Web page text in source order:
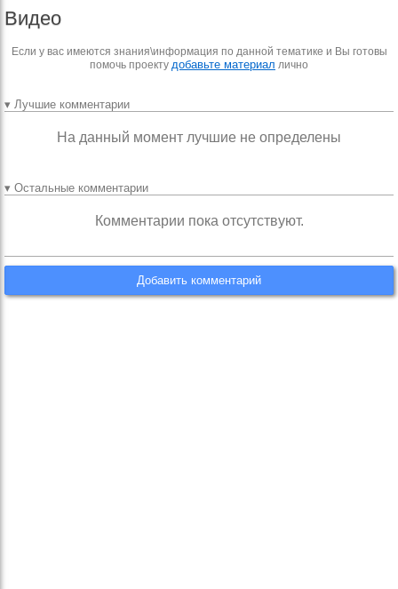
Видео
Если у вас имеются знания\информация по данной тематике и Вы готовы
помочь проекту добавьте материал лично
▾ Лучшие комментарии
На данный момент лучшие не определены
▾ Остальные комментарии
Комментарии пока отсутствуют.
Добавить комментарий